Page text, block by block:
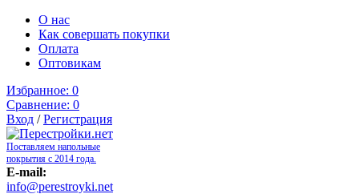
О нас
Как совершать покупки
Оплата
Оптовикам
Избранное: 0
Сравнение: 0
Вход /Регистрация
Поставляем напольные
покрытия с 2014 года.
E-mail:
info@perestroyki.net